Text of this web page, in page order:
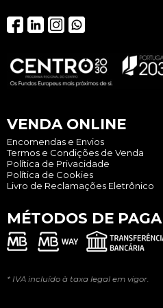
VENDA ONLINE
Encomendas e Envios
Termos e Condições de Venda
Política de Privacidade
Política de Cookies
Livro de Reclamações Eletrônico
MÉTODOS DE
* IVA incluído à taxa legal em vigor.